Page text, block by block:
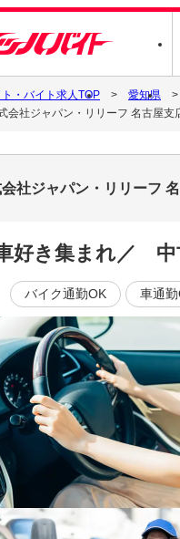
・バイト求人TOP 愛知県
会社ジャパン・リリーフ 名古屋支
社ジャパン・リリーフ
好き集まれ／ 中
バイク通勤OK 車通